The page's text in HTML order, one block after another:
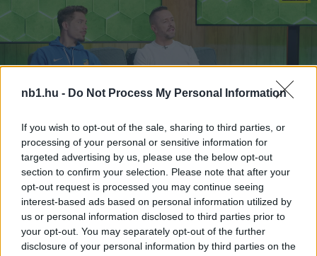
nb1.hu - Do Not Process My Personal Information
If you wish to opt-out of the sale, sharing to third parties, or
processing of your personal or sensitive information for
targeted advertising by us, please use the below opt-out
section to confirm your selection. Please note that after your
opt-out request is processed you may continue seeing
interest-based ads based on personal information utilized by
us or personal information disclosed to third parties prior to
your opt-out. You may separately opt-out of the further
disclosure of your personal information by third parties on the
Loaded
0%
Szöveg forrása: http://stadionowioprawcy.net